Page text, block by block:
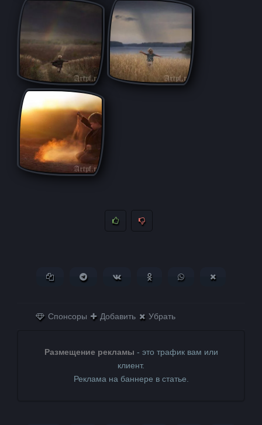
Копировать ссылкуПоделиться в Telegram
Поделиться ВКонтактеПоделиться в
Поделиться в
Спонсоры Добавить Убрать
Размещение рекламы - это трафик вам или
клиент.
Реклама на баннере в статье.